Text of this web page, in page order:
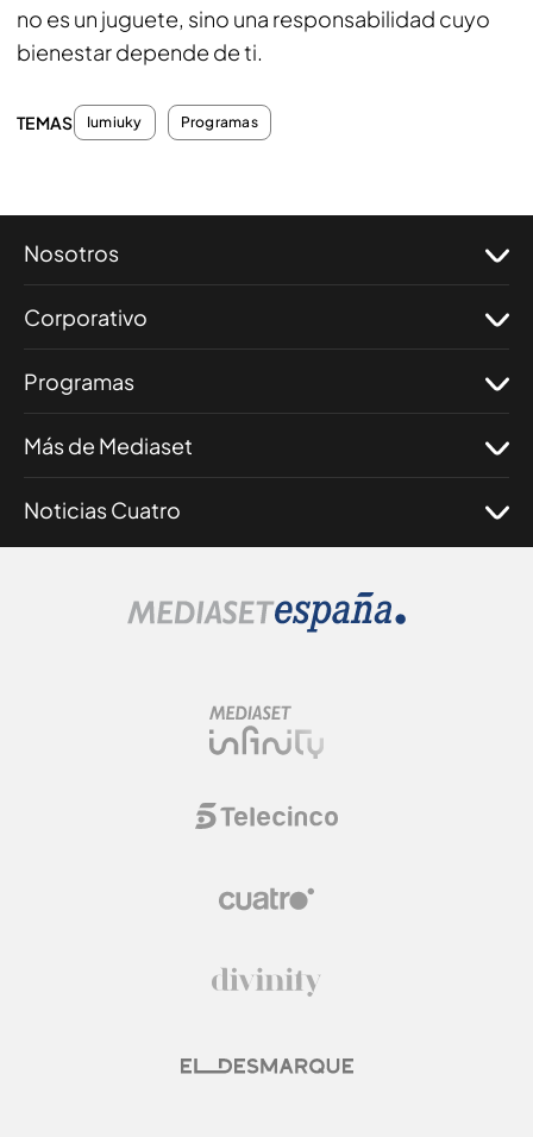
no es un juguete, sino una responsabilidad cuyo
bienestar depende de ti.
TEMAS Iumiuky Programas
Nosotros
Corporativo
Programas
Más de Mediaset
Noticias Cuatro